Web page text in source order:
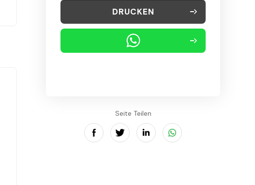
DRUCKEN
Seite Teilen